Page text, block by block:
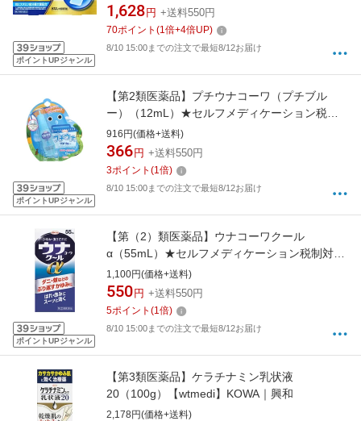
ポイントUPジャンル
1,628 円 +送料550円
70ポイント (1倍+4倍UP)
8/10 15:00までの注文で最短8/12お届け
ポイントUPジャンル
【第2類医薬品】プチウナコーワ（プチブル
ー）（12mL）★セルフメディケーション税制
対象商品KOWA｜興和
916円(価格+送料)
366 円 +送料550円
3ポイント (1倍)
8/10 15:00までの注文で最短8/12お届け
ポイントUPジャンル
【第（2）類医薬品】ウナコーワクール
α（55mL）★セルフメディケーション税制対象
商品KOWA｜興和
1,100円(価格+送料)
550 円 +送料550円
5ポイント (1倍)
8/10 15:00までの注文で最短8/12お届け
【第3類医薬品】ケラチナミン乳状液
20（100g）【wtmedi】KOWA｜興和
2,178円(価格+送料)